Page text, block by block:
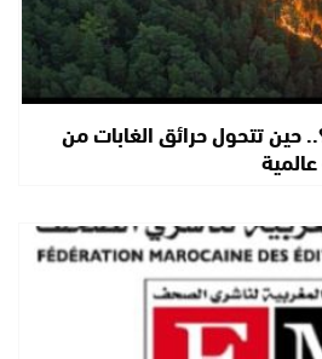
حين تتحول حرائق الغابات من